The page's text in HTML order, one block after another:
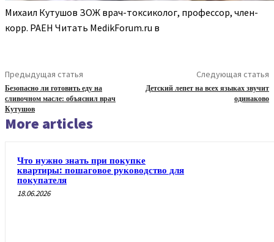
Михаил Кутушов ЗОЖ врач-токсиколог, профессор, член-
корр. РАЕН Читать MedikForum.ru в
Предыдущая статья
Безопасно ли готовить еду на
сливочном масле: объяснил врач
Кутушов
Следующая статья
Детский лепет на всех языках звучит
одинаково
More articles
Что нужно знать при покупке
квартиры: пошаговое руководство для
покупателя
18.06.2026